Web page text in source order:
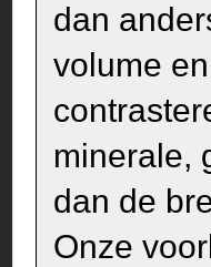
dan
volume
minerale,
dan de
Onze